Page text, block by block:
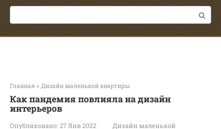
Поиск:
Главная » Дизайн маленькой квартиры
Как пандемия повлияла на дизайн
интерьеров
Опубликовано: 27 Янв 2022
Дизайн маленькой